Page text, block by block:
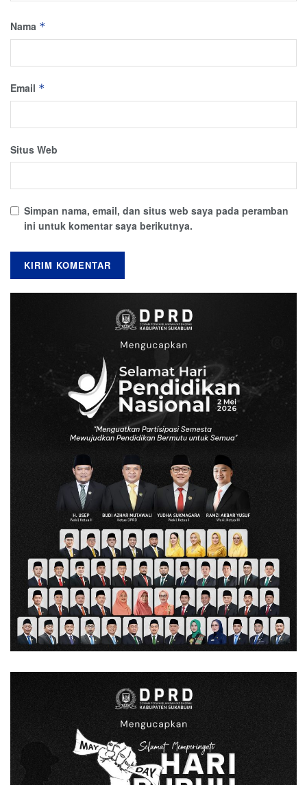
Nama *
Email *
Situs Web
Simpan nama, email, dan situs web saya pada peramban
ini untuk komentar saya berikutnya.